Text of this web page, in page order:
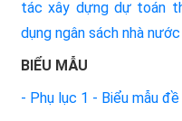
tác xây dựng dự toán
dụng ngân sách nhà nước
BIỂU MẪU
- Phụ lục 1 - Biểu mẫu